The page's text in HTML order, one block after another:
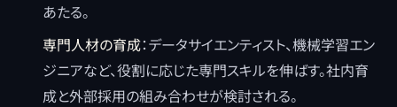
あたる。
専門人材の育成：データサイエンティスト、機械学習エン
ジニアなど、役割に応じた専門スキルを伸ばす。社内育
成と外部採用の組み合わせが検討される。